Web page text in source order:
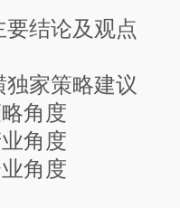
结论及观点
家策略建议
度
度
度